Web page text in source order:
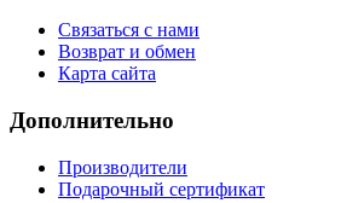
Связаться с нами
Возврат и обмен
Карта сайта
Дополнительно
Производители
Подарочный сертификат